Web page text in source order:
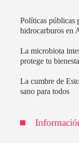
Políticas públicas
hidrocarburos en
La microbiota
protege tu
La cumbre de
sano para todos